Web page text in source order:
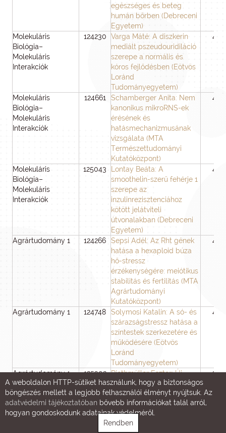
egészséges és beteg
humán bőrben (Debreceni
Egyetem)
Molekuláris
Biológia–
Molekuláris
Interakciók
124230
Varga Máté: A diszkerin
mediált pszeudouridiláció
szerepe a normális és
kóros fejlődésben (Eötvös
Loránd
Tudományegyetem)
48
Molekuláris
Biológia–
Molekuláris
Interakciók
124661
Schamberger Anita: Nem
kanonikus mikroRNS-ek
érésének és
hatásmechanizmusának
vizsgálata (MTA
Természettudományi
Kutatóközpont)
48
Molekuláris
Biológia–
Molekuláris
Interakciók
125043
Lontay Beáta: A
smoothelin-szerű fehérje 1
szerepe az
inzulinrezisztenciához
kötött jelátviteli
útvonalakban (Debreceni
Egyetem)
48
Agrártudomány 1 124266
Sepsi Adél: Az Rht gének
hatása a hexaploid búza
hő-stressz
érzékenységére: meiótikus
stabilitás és fertilitás (MTA
Agrártudományi
Kutatóközpont)
48
Agrártudomány 1 124748
Solymosi Katalin: A só- és
szárazságstressz hatása a
színtestek szerkezetére és
működésére (Eötvös
Loránd
Tudományegyetem)
48
Agrártudomány 1 125302 Riethmüller Eszter: Új
stratégia a gyógyszerjelölt
természetes vegyületek
kutatásában (Semmelweis
Egyetem)
36
124019
Kreizinger Zsuzsa: Madár
A weboldalon HTTP-sütiket használunk, hogy a biztonságos
böngészés mellett a legjobb felhasználói élményt nyújtsuk. Az
adatvédelmi tájékoztatóban bővebb információkat talál arról,
hogyan gondoskodunk adatainak védelméről.
Rendben